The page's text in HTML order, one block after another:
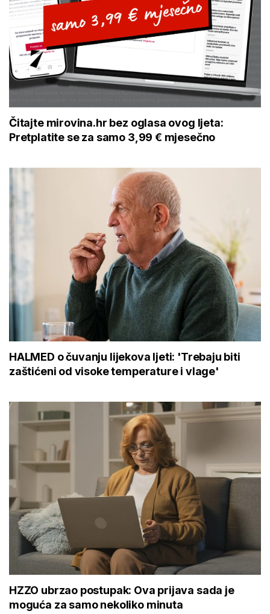
Čitajte mirovina.hr bez oglasa ovog ljeta:
Pretplatite se za samo 3,99 € mjesečno
HALMED o čuvanju lijekova ljeti: 'Trebaju biti
zaštićeni od visoke temperature i vlage'
HZZO ubrzao postupak: Ova prijava sada je
moguća za samo nekoliko minuta